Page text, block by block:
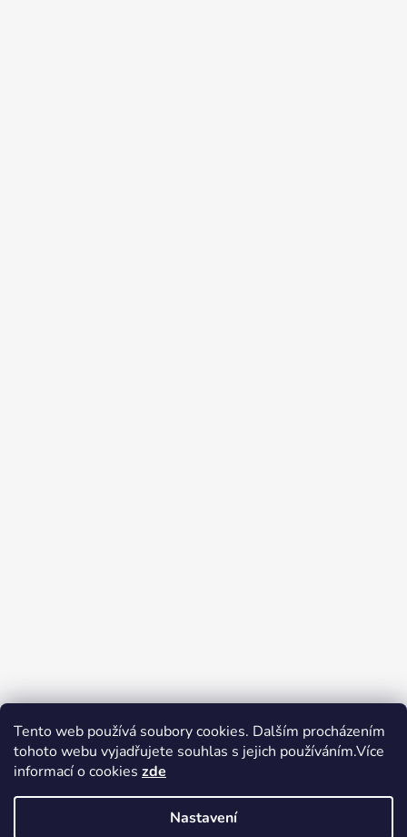
Tento web používá soubory cookies. Dalším procházením
tohoto webu vyjadřujete souhlas s jejich používáním.Více
informací o cookies zde
Nastavení
Zboží.cz Heureka.cz Voňavé dárky